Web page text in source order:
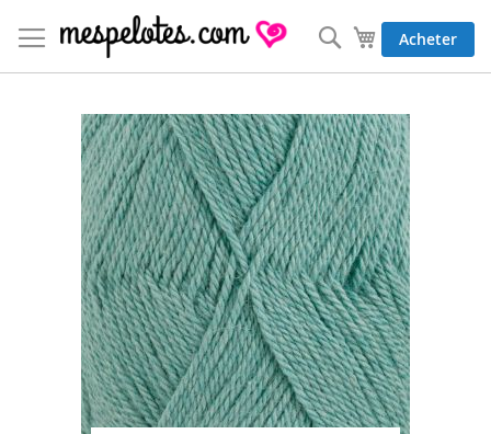
au
contenu
Mon panier
Acheter
Rechercher